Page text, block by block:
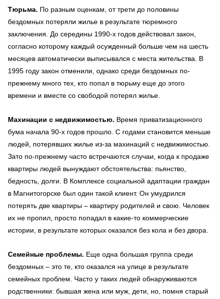
Тюрьма. По разным оценкам, от трети до половины
бездомных потеряли жилье в результате тюремного
заключения. До середины 1990-х годов действовал закон,
согласно которому каждый осужденный больше чем на шесть
месяцев автоматически выписывался с места жительства. В
1995 году закон отменили, однако среди бездомных по-
прежнему много тех, кто попал в тюрьму еще до этого
времени и вместе со свободой потерял жилье.
Махинации с недвижимостью. Время приватизационного
бума начала 90-х годов прошло. С годами становится меньше
людей, потерявших жилье из-за махинаций с недвижимостью.
Зато по-прежнему часто встречаются случаи, когда к продаже
квартиры людей вынуждают обстоятельства: пьянство,
бедность, долги. В Комплексе социальной адаптации граждан
в Магнитогорске был один такой клиент. Он умудрился
потерять две квартиры – квартиру родителей и свою. Человек
их не пропил, просто попадал в какие-то коммерческие
истории, в результате которых оказался без кола и без двора.
Семейные проблемы. Еще одна большая группа среди
бездомных – это те, кто оказался на улице в результате
семейных проблем. Часто у таких людей обнаруживаются
родственники: бывшая жена или муж, дети, но, помня старый